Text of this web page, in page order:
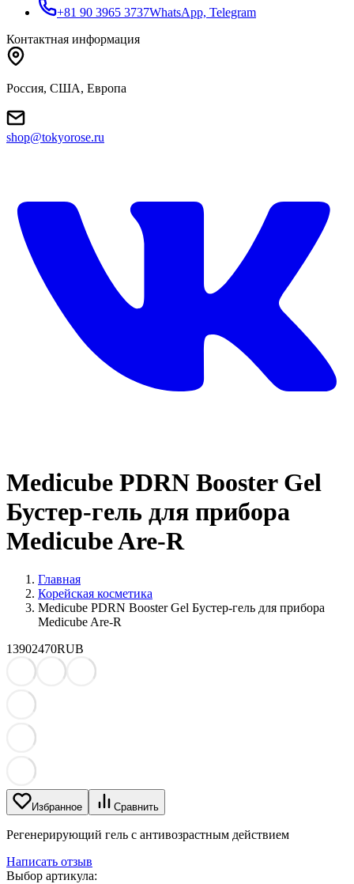
+81 90 3965 3737WhatsApp, Telegram
Контактная информация
Россия, США, Европа
shop@tokyorose.ru
Medicube PDRN Booster Gel
Бустер-гель для прибора
Medicube Are-R
Главная
Корейская косметика
Medicube PDRN Booster Gel Бустер-гель для прибора
Medicube Are-R
13902470RUB
Избранное Сравнить
Регенерирующий гель с антивозрастным действием
Написать отзыв
Выбор артикула: